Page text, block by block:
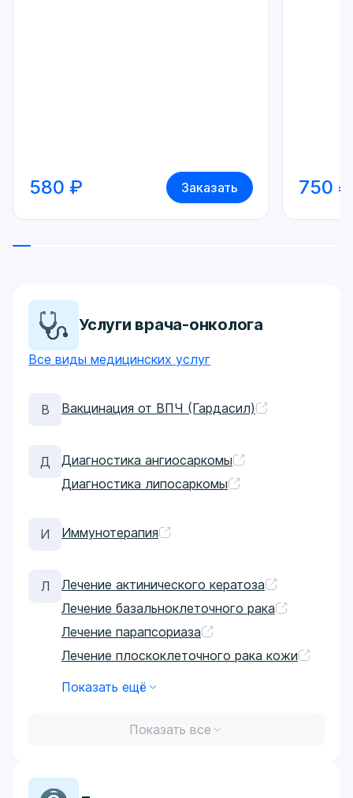
580 ₽ Заказать 750 ₽
Услуги врача-онколога
Все виды медицинских услуг
В Вакцинация от ВПЧ (Гардасил)
Д
Диагностика ангиосаркомы
Диагностика липосаркомы
И Иммунотерапия
Л
Лечение актинического кератоза
Лечение базальноклеточного рака
Лечение парапсориаза
Лечение плоскоклеточного рака кожи
Показать ещё
Показать все